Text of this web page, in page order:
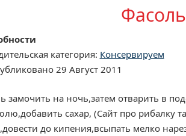
категория: Консервируем
29 Август 2011
замочить на ночь,затем отварить в
сахар, (Сайт про рибалку
до кипения,всыпать мелко